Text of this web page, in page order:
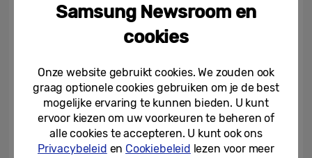
09-03-2021
Samsung Newsroom en
cookies
Onze website gebruikt cookies. We zouden ook
graag optionele cookies gebruiken om je de best
mogelijke ervaring te kunnen bieden. U kunt
ervoor kiezen om uw voorkeuren te beheren of
alle cookies te accepteren. U kunt ook ons
Privacybeleid en Cookiebeleid lezen voor meer